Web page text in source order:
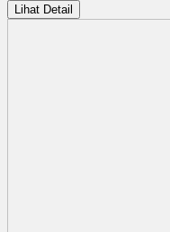
Lihat Detail